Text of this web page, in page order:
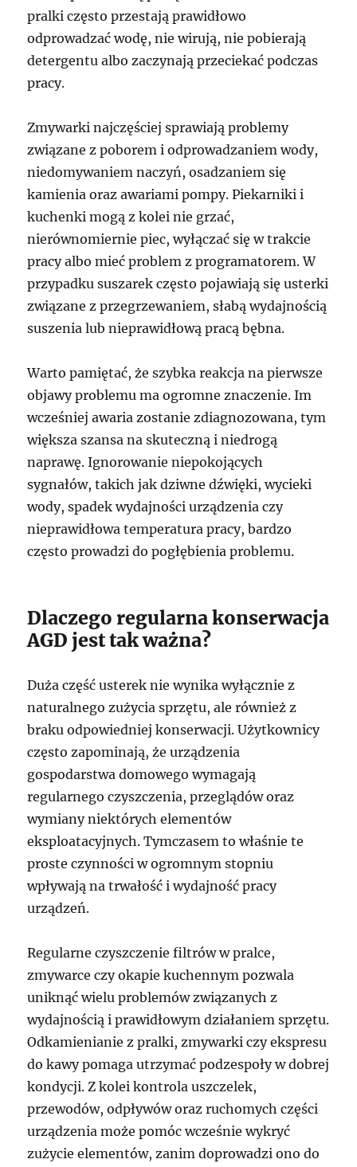
pralki często przestają prawidłowo
odprowadzać wodę, nie wirują, nie pobierają
detergentu albo zaczynają przeciekać podczas
pracy.
Zmywarki najczęściej sprawiają problemy
związane z poborem i odprowadzaniem wody,
niedomywaniem naczyń, osadzaniem się
kamienia oraz awariami pompy. Piekarniki i
kuchenki mogą z kolei nie grzać,
nierównomiernie piec, wyłączać się w trakcie
pracy albo mieć problem z programatorem. W
przypadku suszarek często pojawiają się usterki
związane z przegrzewaniem, słabą wydajnością
suszenia lub nieprawidłową pracą bębna.
Warto pamiętać, że szybka reakcja na pierwsze
objawy problemu ma ogromne znaczenie. Im
wcześniej awaria zostanie zdiagnozowana, tym
większa szansa na skuteczną i niedrogą
naprawę. Ignorowanie niepokojących
sygnałów, takich jak dziwne dźwięki, wycieki
wody, spadek wydajności urządzenia czy
nieprawidłowa temperatura pracy, bardzo
często prowadzi do pogłębienia problemu.
Dlaczego regularna konserwacja
AGD jest tak ważna?
Duża część usterek nie wynika wyłącznie z
naturalnego zużycia sprzętu, ale również z
braku odpowiedniej konserwacji. Użytkownicy
często zapominają, że urządzenia
gospodarstwa domowego wymagają
regularnego czyszczenia, przeglądów oraz
wymiany niektórych elementów
eksploatacyjnych. Tymczasem to właśnie te
proste czynności w ogromnym stopniu
wpływają na trwałość i wydajność pracy
urządzeń.
Regularne czyszczenie filtrów w pralce,
zmywarce czy okapie kuchennym pozwala
uniknąć wielu problemów związanych z
wydajnością i prawidłowym działaniem sprzętu.
Odkamienianie z pralki, zmywarki czy ekspresu
do kawy pomaga utrzymać podzespoły w dobrej
kondycji. Z kolei kontrola uszczelek,
przewodów, odpływów oraz ruchomych części
urządzenia może pomóc wcześnie wykryć
zużycie elementów, zanim doprowadzi ono do